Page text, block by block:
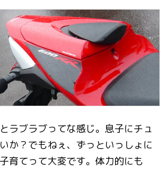
ラブラブってな感じ。息子にチュ
か？でもねぇ、ずっといっしょに
育てって大変です。体力的にも